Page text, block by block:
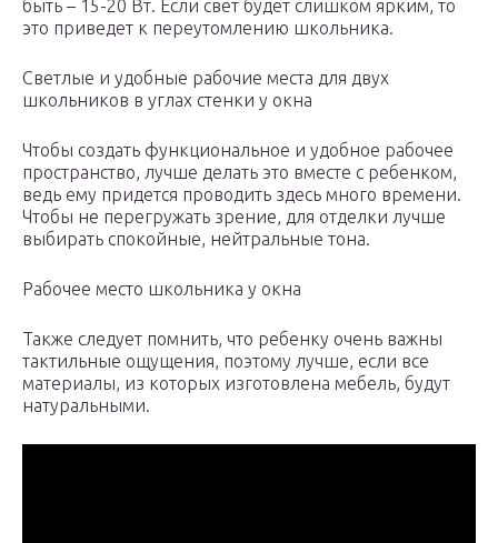
быть – 15-20 Вт. Если свет будет слишком ярким, то
это приведет к переутомлению школьника.
Светлые и удобные рабочие места для двух
школьников в углах стенки у окна
Чтобы создать функциональное и удобное рабочее
пространство, лучше делать это вместе с ребенком,
ведь ему придется проводить здесь много времени.
Чтобы не перегружать зрение, для отделки лучше
выбирать спокойные, нейтральные тона.
Рабочее место школьника у окна
Также следует помнить, что ребенку очень важны
тактильные ощущения, поэтому лучше, если все
материалы, из которых изготовлена мебель, будут
натуральными.